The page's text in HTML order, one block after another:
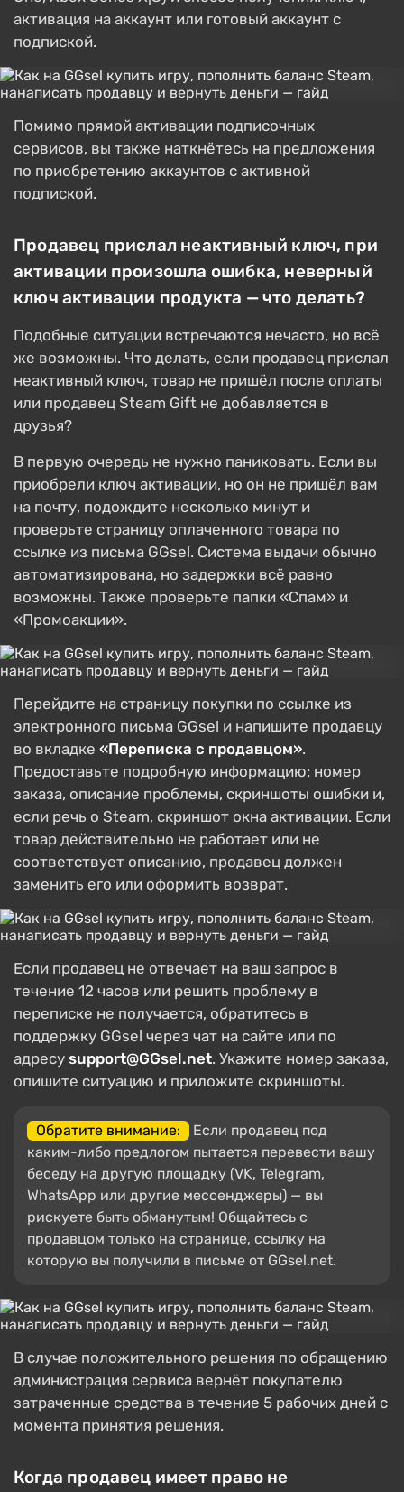
активация на аккаунт или готовый аккаунт с
подпиской.
Помимо прямой активации подписочных
сервисов, вы также наткнётесь на предложения
по приобретению аккаунтов с активной
подпиской.
Продавец прислал неактивный ключ, при
активации произошла ошибка, неверный
ключ активации продукта — что делать?
Подобные ситуации встречаются нечасто, но всё
же возможны. Что делать, если продавец прислал
неактивный ключ, товар не пришёл после оплаты
или продавец Steam Gift не добавляется в
друзья?
В первую очередь не нужно паниковать. Если вы
приобрели ключ активации, но он не пришёл вам
на почту, подождите несколько минут и
проверьте страницу оплаченного товара по
ссылке из письма GGsel. Система выдачи обычно
автоматизирована, но задержки всё равно
возможны. Также проверьте папки «Спам» и
«Промоакции».
Перейдите на страницу покупки по ссылке из
электронного письма GGsel и напишите продавцу
во вкладке «Переписка с продавцом».
Предоставьте подробную информацию: номер
заказа, описание проблемы, скриншоты ошибки и,
если речь о Steam, скриншот окна активации. Если
товар действительно не работает или не
соответствует описанию, продавец должен
заменить его или оформить возврат.
Если продавец не отвечает на ваш запрос в
течение 12 часов или решить проблему в
переписке не получается, обратитесь в
поддержку GGsel через чат на сайте или по
адресу support@GGsel.net. Укажите номер заказа,
опишите ситуацию и приложите скриншоты.
Обратите внимание:
Если продавец под
каким-либо предлогом пытается перевести вашу
беседу на другую площадку (VK, Telegram,
WhatsApp или другие мессенджеры) — вы
рискуете быть обманутым! Общайтесь с
продавцом только на странице, ссылку на
которую вы получили в письме от GGsel.net.
В случае положительного решения по обращению
администрация сервиса вернёт покупателю
затраченные средства в течение 5 рабочих дней с
момента принятия решения.
Когда продавец имеет право не